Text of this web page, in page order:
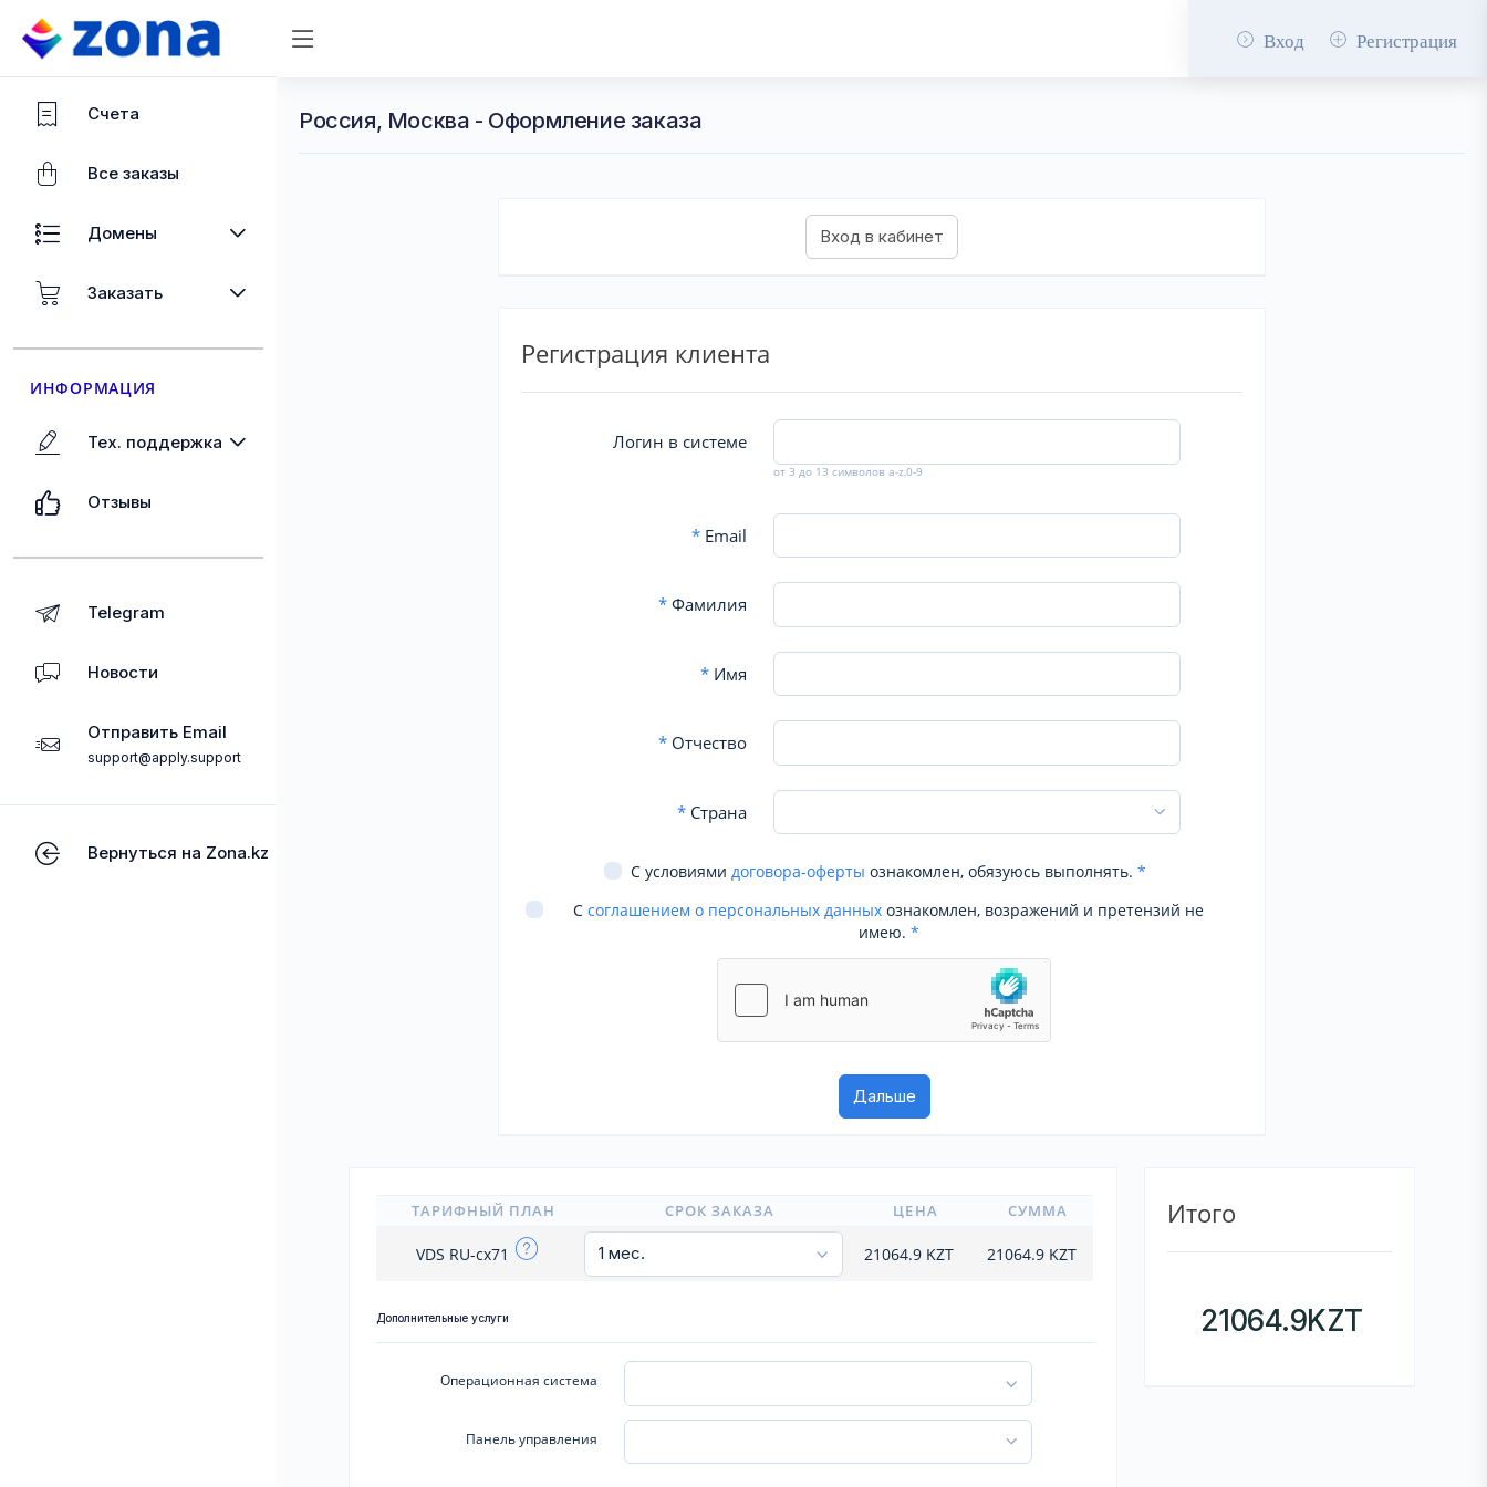
Вход Регистрация
Счета
Все заказы
Домены
Заказать
ИНФОРМАЦИЯ
Тех. поддержка
Отзывы
Telegram
Новости
Отправить Email
support@apply.support
Вернуться на Zona.kz
Россия, Москва - Оформление заказа
Регистрация клиента
Логин в системе
от 3 до 13 символов a-z,0-9
*Email
*Фамилия
*Имя
*Отчество
*Страна
С условиями договора-оферты ознакомлен, обязуюсь выполнять. *
С соглашением о персональных данных ознакомлен, возражений и претензий не
имею. *
ТАРИФНЫЙ ПЛАН СРОК ЗАКАЗА ЦЕНА СУММА
VDS RU-cx71 21064.9 KZT 21064.9KZT
Дополнительные услуги
Операционная система
Панель управления
Итого
21064.9KZT